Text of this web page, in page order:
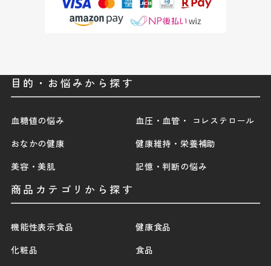
目的・お悩みから探す
血糖値の悩み
血圧・血管・ コレステロール
おなかの健康
健康維持・栄養補助
美容・美肌
記憶・判断の悩み
商品カテゴリから探す
機能性表示食品
健康食品
化粧品
食品